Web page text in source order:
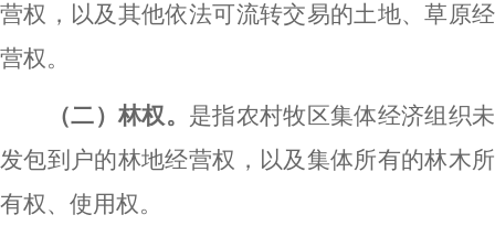
营权，以及其他依法可流转交易的土地、草原经
营权。
（二）林权。 是指农村牧区集体经济组织未
发包到户的林地经营权，以及集体所有的林木所
有权、使用权。